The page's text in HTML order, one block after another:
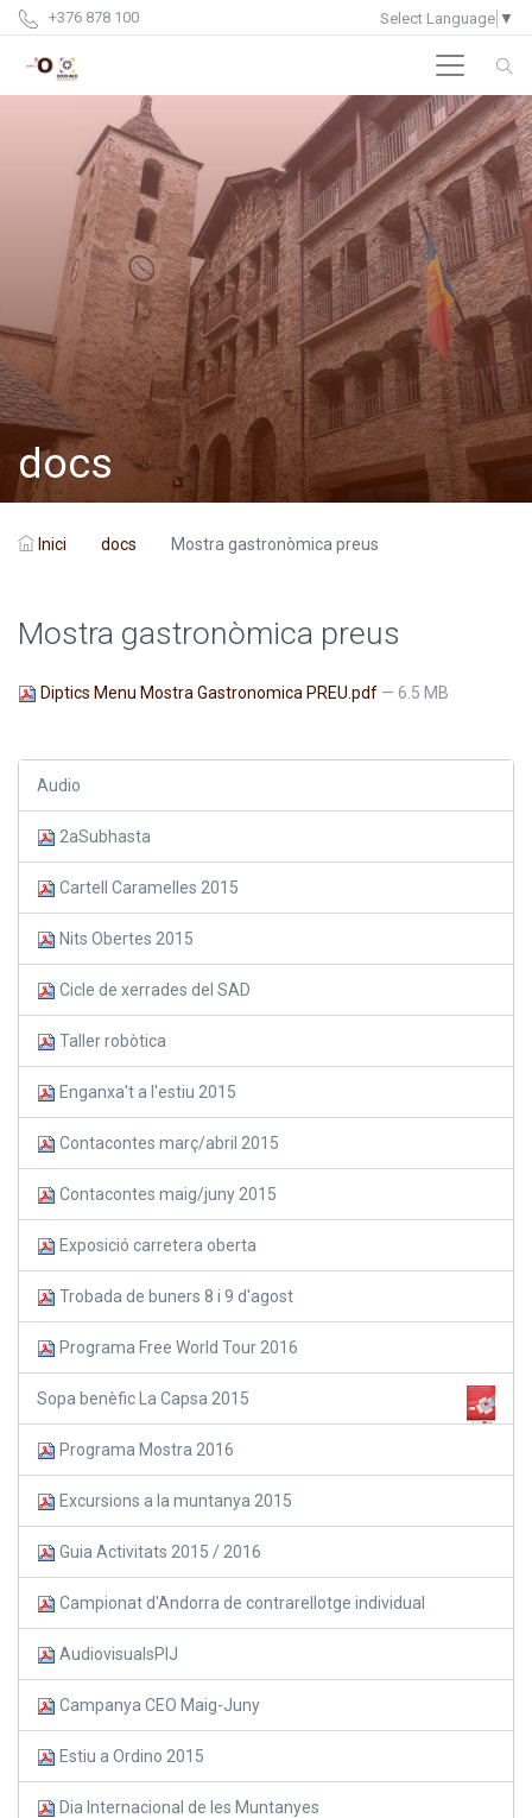
+376 878 100 Select Language ▼
docs
Inici docs Mostra gastronòmica preus
Audio
2aSubhasta
Cartell Caramelles 2015
Nits Obertes 2015
Cicle de xerrades del SAD
Taller robòtica
Enganxa't a l'estiu 2015
Contacontes març/abril 2015
Contacontes maig/juny 2015
Exposició carretera oberta
Trobada de buners 8 i 9 d'agost
Programa Free World Tour 2016
Sopa benèfic La Capsa 2015
Programa Mostra 2016
Excursions a la muntanya 2015
Guia Activitats 2015 / 2016
Campionat d'Andorra de contrarellotge individual
AudiovisualsPIJ
Campanya CEO Maig-Juny
Estiu a Ordino 2015
Dia Internacional de les Muntanyes
Mostra gastronòmica preus
Diptics Menu Mostra Gastronomica PREU.pdf — 6.5 MB